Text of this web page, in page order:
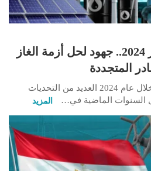
قطاع الطاقة في مصر 2024.. جهود لحل أزمة الغاز
المتجددة
واجه قطاع الطاقة في مصر خلال عام 2024 العديد من التحديات
السنوات الماضية في…
المزيد